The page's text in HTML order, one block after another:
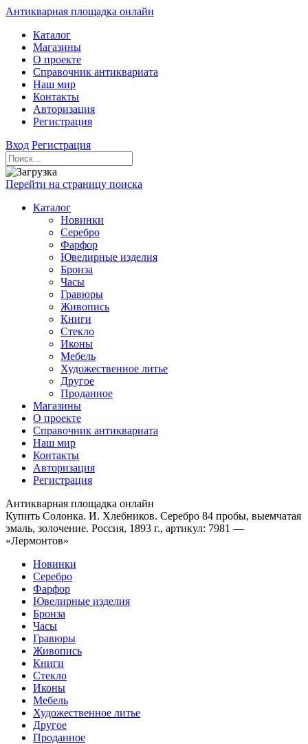
Антикварная площадка онлайн
Каталог
Магазины
О проекте
Справочник антиквариата
Наш мир
Контакты
Авторизация
Регистрация
Вход Регистрация
Перейти на страницу поиска
Каталог
Новинки
Серебро
Фарфор
Ювелирные изделия
Бронза
Часы
Гравюры
Живопись
Книги
Стекло
Иконы
Мебель
Художественное литье
Другое
Проданное
Магазины
О проекте
Справочник антиквариата
Наш мир
Контакты
Авторизация
Регистрация
Антикварная площадка онлайн
Купить Солонка. И. Хлебников. Серебро 84 пробы, выемчатая
эмаль, золочение. Россия, 1893 г., артикул: 7981 —
«Лермонтов»
Новинки
Серебро
Фарфор
Ювелирные изделия
Бронза
Часы
Гравюры
Живопись
Книги
Стекло
Иконы
Мебель
Художественное литье
Другое
Проданное